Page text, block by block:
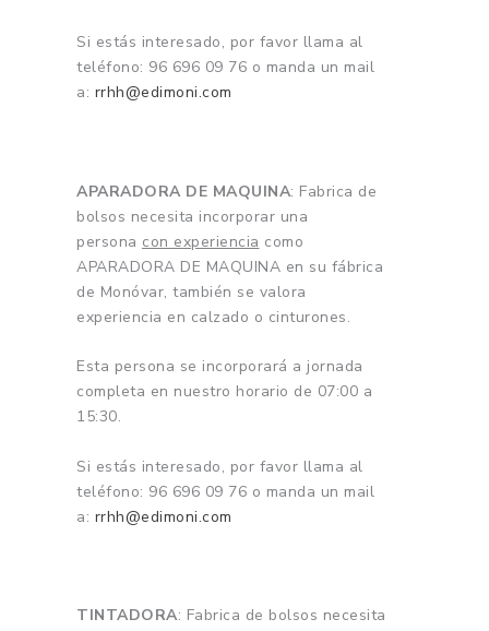
Si estás interesado, por favor llama al
teléfono: 96 696 09 76 o manda un mail
a: rrhh@edimoni.com
APARADORA DE MAQUINA: Fabrica de
bolsos necesita incorporar una
persona con experiencia como
APARADORA DE MAQUINA en su fábrica
de Monóvar, también se valora
experiencia en calzado o cinturones.
Esta persona se incorporará a jornada
completa en nuestro horario de 07:00 a
15:30.
Si estás interesado, por favor llama al
teléfono: 96 696 09 76 o manda un mail
a: rrhh@edimoni.com
TINTADORA: Fabrica de bolsos necesita